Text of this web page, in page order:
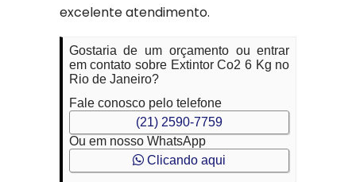
excelente atendimento.
Gostaria de um orçamento ou entrar
em contato sobre Extintor Co2 6 Kg no
Rio de Janeiro?
Fale conosco pelo telefone
(21) 2590-7759
Ou em nosso WhatsApp
Clicando aqui